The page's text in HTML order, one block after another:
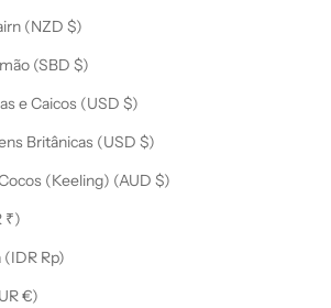
Ilhas Pitcairn (NZD $)
Ilhas Salomão (SBD $)
Ilhas Turcas e Caicos (USD $)
Ilhas Virgens Britânicas (USD $)
Ilhas dos Cocos (Keeling) (AUD $)
Índia (INR ₹)
Indonésia (IDR Rp)
Iraque (EUR €)